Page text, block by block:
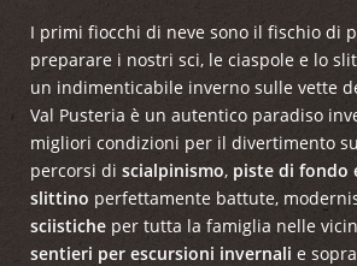
I primi fiocchi di neve sono il fischio di
preparare i nostri sci, le ciaspole e lo
un indimenticabile inverno sulle vette
Val Pusteria è un autentico paradiso
migliori condizioni per il divertimento
percorsi di scialpinismo, piste di fondo
slittino perfettamente battute,
sciistiche per tutta la famiglia nelle
sentieri per escursioni invernali e